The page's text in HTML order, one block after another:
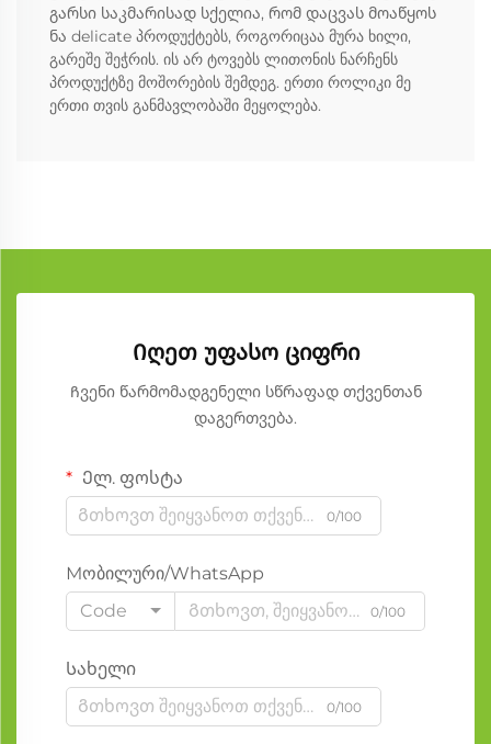
გარსი საკმარისად სქელია, რომ დაცვას მოაწყოს
ნა delicate პროდუქტებს, როგორიცაა მურა ხილი,
გარეშე შეჭრის. ის არ ტოვებს ლითონის ნარჩენს
პროდუქტზე მოშორების შემდეგ. ერთი როლიკი მე
ერთი თვის განმავლობაში მეყოლება.
Იღეთ უფასო ციფრი
Ჩვენი წარმომადგენელი სწრაფად თქვენთან
დაგერთვება.
Ელ. ფოსტა
0/100
Мობილური/WhatsApp
Code
0/100
Სახელი
0/100